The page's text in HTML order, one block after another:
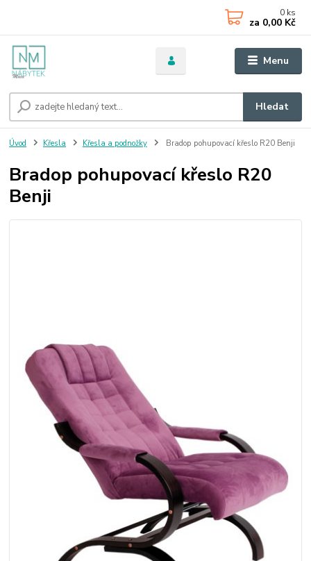
Menu
Hledat
0 ks
za 0,00 Kč
Úvod Křesla Křesla a podnožky Bradop pohupovací křeslo R20 Benji
Bradop pohupovací křeslo R20
Benji